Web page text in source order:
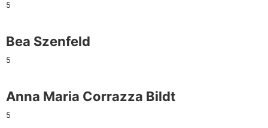
5
Bea Szenfeld
5
Anna Maria Corrazza Bildt
5